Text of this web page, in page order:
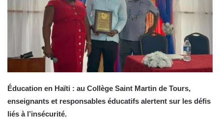
Éducation en Haïti : au Collège Saint Martin de Tours,
enseignants et responsables éducatifs alertent sur les défis
liés à l’insécurité.